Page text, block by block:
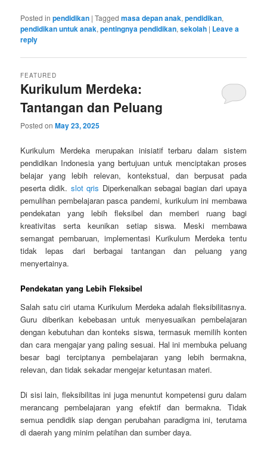
Posted in pendidikan |Tagged masa depan anak,pendidikan,
pendidikan untuk anak,pentingnya pendidikan,sekolah | Leave a
reply
Kurikulum Merdeka:
Tantangan dan Peluang
FEATURED
Posted onMay 23, 2025
Kurikulum Merdeka merupakan inisiatif terbaru dalam sistem
pendidikan Indonesia yang bertujuan untuk menciptakan proses
belajar yang lebih relevan, kontekstual, dan berpusat pada
peserta didik. slot qris Diperkenalkan sebagai bagian dari upaya
pemulihan pembelajaran pasca pandemi, kurikulum ini membawa
pendekatan yang lebih fleksibel dan memberi ruang bagi
kreativitas serta keunikan setiap siswa. Meski membawa
semangat pembaruan, implementasi Kurikulum Merdeka tentu
tidak lepas dari berbagai tantangan dan peluang yang
menyertainya.
Pendekatan yang Lebih Fleksibel
Salah satu ciri utama Kurikulum Merdeka adalah fleksibilitasnya.
Guru diberikan kebebasan untuk menyesuaikan pembelajaran
dengan kebutuhan dan konteks siswa, termasuk memilih konten
dan cara mengajar yang paling sesuai. Hal ini membuka peluang
besar bagi terciptanya pembelajaran yang lebih bermakna,
relevan, dan tidak sekadar mengejar ketuntasan materi.
Di sisi lain, fleksibilitas ini juga menuntut kompetensi guru dalam
merancang pembelajaran yang efektif dan bermakna. Tidak
semua pendidik siap dengan perubahan paradigma ini, terutama
di daerah yang minim pelatihan dan sumber daya.